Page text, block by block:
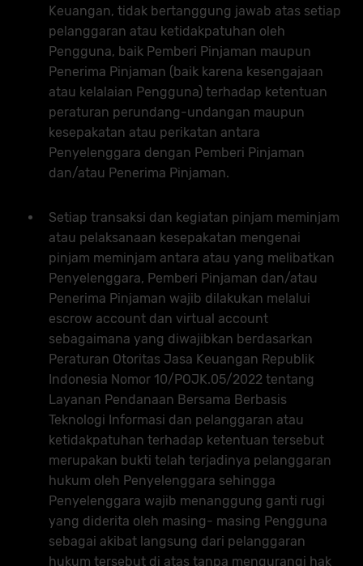
Keuangan, tidak bertanggung jawab atas setiap
pelanggaran atau ketidakpatuhan oleh
Pengguna, baik Pemberi Pinjaman maupun
Penerima Pinjaman (baik karena kesengajaan
atau kelalaian Pengguna) terhadap ketentuan
peraturan perundang-undangan maupun
kesepakatan atau perikatan antara
Penyelenggara dengan Pemberi Pinjaman
dan/atau Penerima Pinjaman.
Setiap transaksi dan kegiatan pinjam meminjam
atau pelaksanaan kesepakatan mengenai
pinjam meminjam antara atau yang melibatkan
Penyelenggara, Pemberi Pinjaman dan/atau
Penerima Pinjaman wajib dilakukan melalui
escrow account dan virtual account
sebagaimana yang diwajibkan berdasarkan
Peraturan Otoritas Jasa Keuangan Republik
Indonesia Nomor 10/POJK.05/2022 tentang
Layanan Pendanaan Bersama Berbasis
Teknologi Informasi dan pelanggaran atau
ketidakpatuhan terhadap ketentuan tersebut
merupakan bukti telah terjadinya pelanggaran
hukum oleh Penyelenggara sehingga
Penyelenggara wajib menanggung ganti rugi
yang diderita oleh masing- masing Pengguna
sebagai akibat langsung dari pelanggaran
hukum tersebut di atas tanpa mengurangi hak